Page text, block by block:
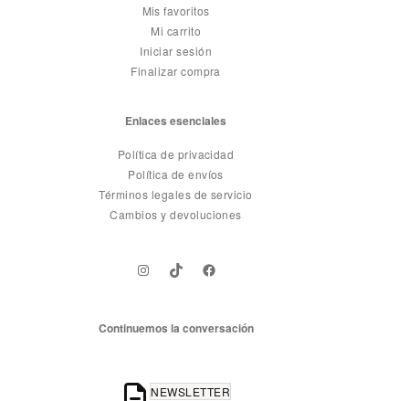
Mis favoritos
Mi carrito
Iniciar sesión
Finalizar compra
Enlaces esenciales
Política de privacidad
Política de envíos
Términos legales de servicio
Cambios y devoluciones
InstagramTikTokFacebook
Continuemos la conversación
NEWSLETTER